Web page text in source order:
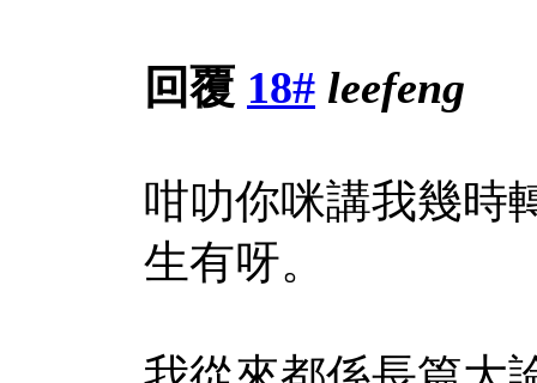
回覆 18# leefeng
咁叻你咪講我幾時
生有呀。